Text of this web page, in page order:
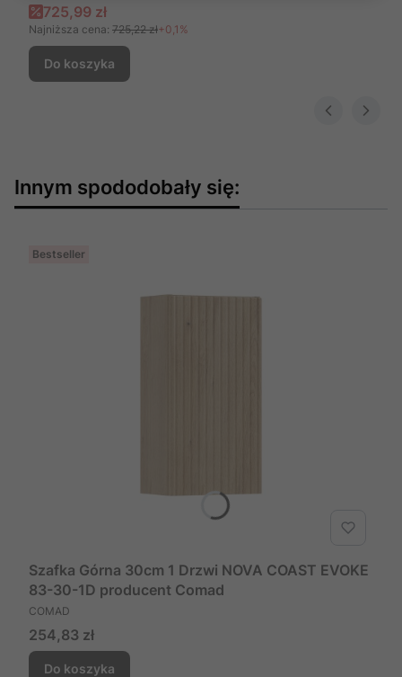
Cena promocyjna
725,99 zł
Najniższa cena: 725,22 zł+0,1%
Do koszyka
Innym spododobały się:
Bestseller
Szafka Górna 30cm 1 Drzwi NOVA COAST EVOKE
83-30-1D producent Comad
PRODUCENT
COMAD
Cena
254,83 zł
Do koszyka